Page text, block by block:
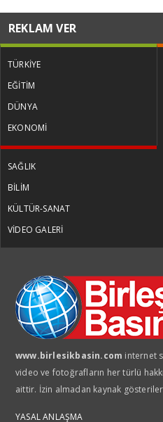
REKLAM VER
TÜRKİYE
EĞİTİM
DÜNYA
EKONOMİ
SAĞLIK
BİLİM
KÜLTÜR-SANAT
VİDEO GALERİ
www.birlesikbasin.com internet
video ve fotoğrafların her türlü hakkı
aittir. İzin almadan kaynak
YASAL ANLAŞMA